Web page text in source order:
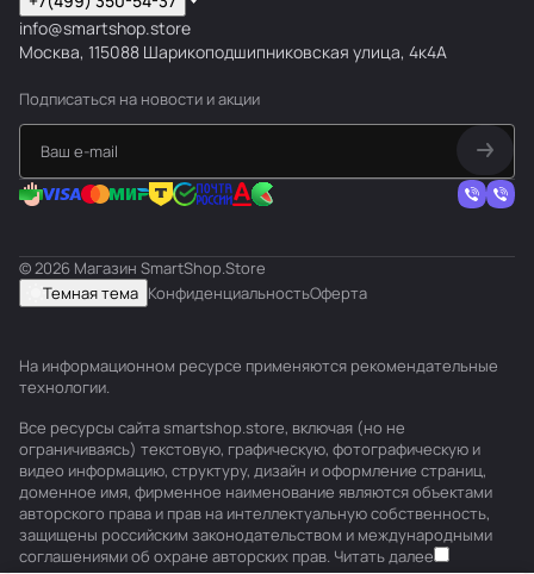
info@smartshop.store
Москва, 115088 Шарикоподшипниковская улица, 4к4А
Подписаться на новости и акции
© 2026 Магазин SmartShop.Store
Темная тема КонфиденциальностьОферта
На информационном ресурсе применяются рекомендательные
технологии.
Все ресурсы сайта smartshop.store, включая (но не
ограничиваясь) текстовую, графическую, фотографическую и
видео информацию, структуру, дизайн и оформление страниц,
доменное имя, фирменное наименование являются объектами
авторского права и прав на интеллектуальную собственность,
защищены российским законодательством и международными
соглашениями об охране авторских прав. Читать далее